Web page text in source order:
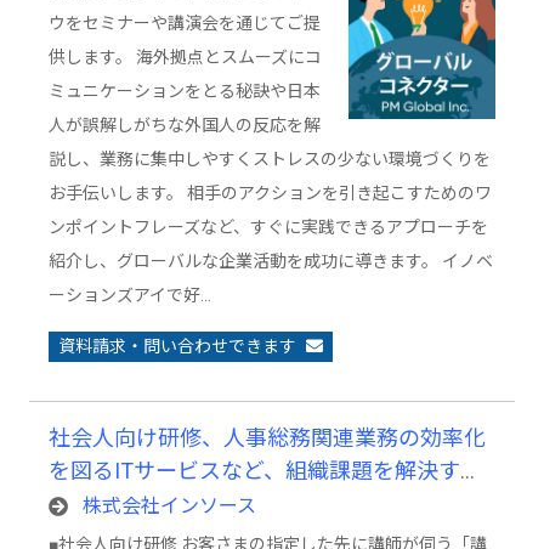
ウをセミナーや講演会を通じてご提
供します。 海外拠点とスムーズにコ
ミュニケーションをとる秘訣や日本
人が誤解しがちな外国人の反応を解
説し、業務に集中しやすくストレスの少ない環境づくりを
お手伝いします。 相手のアクションを引き起こすためのワ
ンポイントフレーズなど、すぐに実践できるアプローチを
紹介し、グローバルな企業活動を成功に導きます。 イノベ
ーションズアイで好…
資料請求・問い合わせできます
社会人向け研修、人事総務関連業務の効率化
を図るITサービスなど、組織課題を解決する
各種サービス
株式会社インソース
■社会人向け研修 お客さまの指定した先に講師が伺う「講